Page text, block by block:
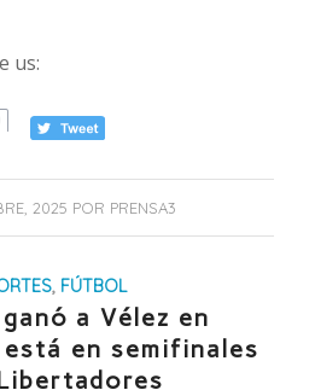
us:
2025 POR PRENSA3
, FÚTBOL
a Vélez en
en semifinales